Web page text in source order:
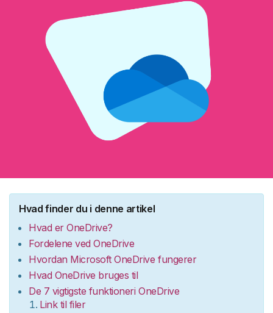
Hvad finder du i denne artikel
Hvad er OneDrive?
Fordelene ved OneDrive
Hvordan Microsoft OneDrive fungerer
Hvad OneDrive bruges til
De 7 vigtigste funktioneri OneDrive
Link til filer